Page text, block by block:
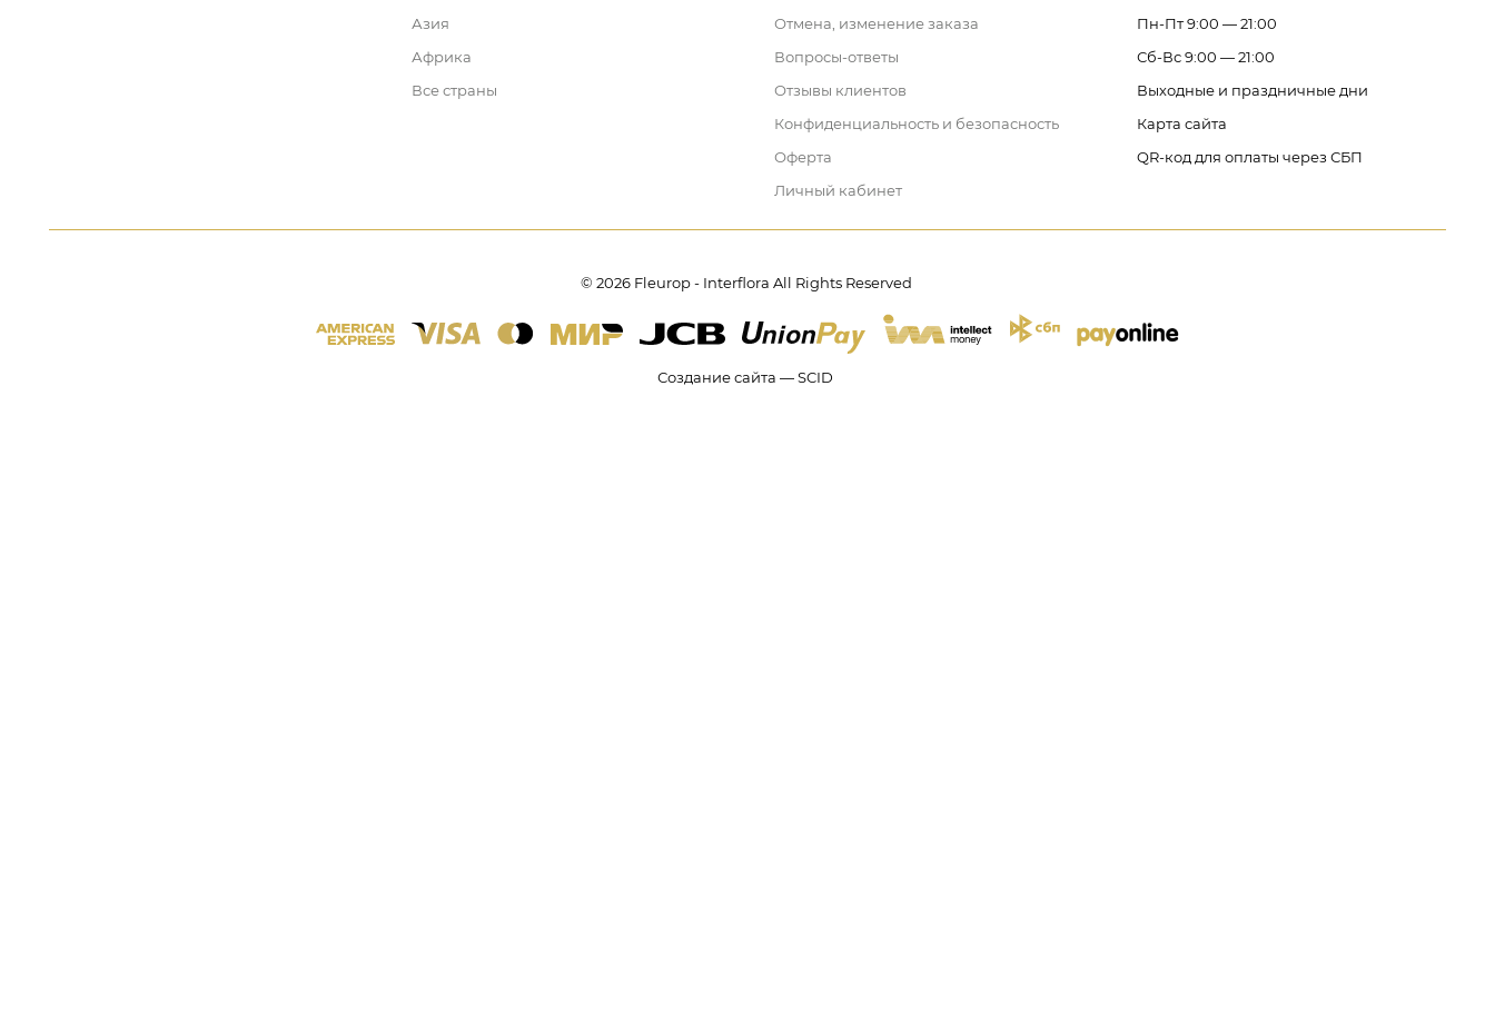
Азия
Африка
Все страны
Отмена, изменение заказа
Вопросы-ответы
Отзывы клиентов
Конфиденциальность и безопасность
Оферта
Личный кабинет
Пн-Пт 9:00 — 21:00
Сб-Вс 9:00 — 21:00
Выходные и праздничные дни
Карта сайта
QR-код для оплаты через СБП
© 2026 Fleurop - Interflora All Rights Reserved
Создание сайта — SCID